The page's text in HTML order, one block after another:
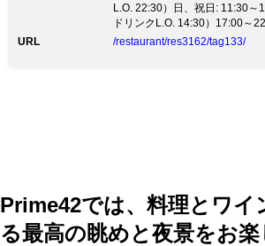
L.O. 22:30）日、祝日: 11:30～
ドリンクL.O. 14:30）17:00～
リンクL.O. 21:30）
URL /restaurant/res3162/tag133/
Prime42では、料理とワイ
る最高の眺めと夜景をお